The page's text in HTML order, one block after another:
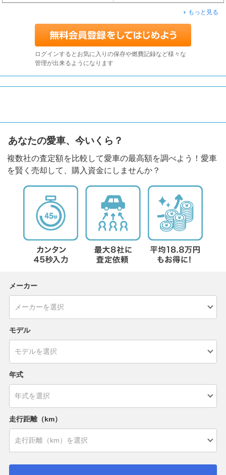
もっと見る
ログインするとお気に入りの保存や燃費記録など様々な
管理が出来るようになります
あなたの愛車、今いくら？
複数社の査定額を比較して愛車の最高額を調べよう！愛車
を賢く売却して、購入資金にしませんか？
メーカー
モデル
年式
走行距離（km）